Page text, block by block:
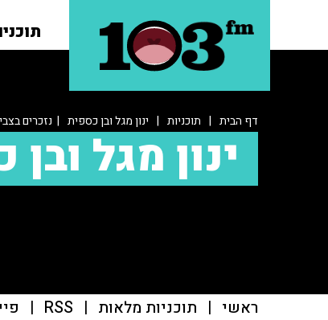
דף הבית | תוכניות | ינון מגל ובן כספית | נזכרים
ינון מגל
ראשי | תוכניות מלאות |
RSS
|